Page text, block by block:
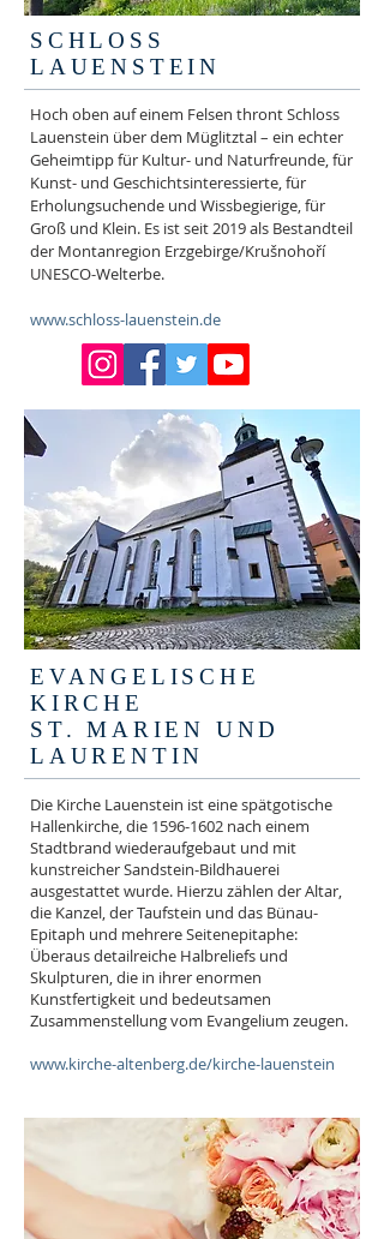
SCHLOSS
LAUENSTEIN
Hoch oben auf einem Felsen thront Schloss
Lauenstein über dem Müglitztal – ein echter
Geheimtipp für Kultur- und Naturfreunde, für
Kunst- und Geschichtsinteressierte, für
Erholungsuchende und Wissbegierige, für
Groß und Klein. Es ist seit 2019 als Bestandteil
der Montanregion Erzgebirge/Krušnohoří
UNESCO-Welterbe.
www.schloss-lauenstein.de
EVANGELISCHE
KIRCHE
ST. MARIEN UND
LAURENTIN
Die Kirche Lauenstein ist eine spätgotische
Hallenkirche, die 1596-1602 nach einem
Stadtbrand wiederaufgebaut und mit
kunstreicher Sandstein-Bildhauerei
ausgestattet wurde. Hierzu zählen der Altar,
die Kanzel, der Taufstein und das Bünau-
Epitaph und mehrere Seitenepitaphe:
Überaus detailreiche Halbreliefs und
Skulpturen, die in ihrer enormen
Kunstfertigkeit und bedeutsamen
Zusammenstellung vom Evangelium zeugen.
www.kirche-altenberg.de/kirche-lauenstein